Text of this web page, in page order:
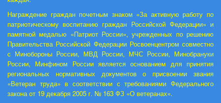
Награждение граждан почетным знаком «За активную работу по
патриотическому воспитанию граждан Российской Федерации» и
памятной медалью «Патриот России», учрежденных по решению
Правительства Российской Федерации Росвоенцентром совместно
с Минобороны России, МВД России, МЧС России, Минобрануки
России, Минфином России является основанием для принятия
региональных нормативных документов о присвоении звания
«Ветеран труда» в соответствии с требованиями Федерального
закона от 19 декабря 2005 г. № 163 ФЗ «О ветеранах».